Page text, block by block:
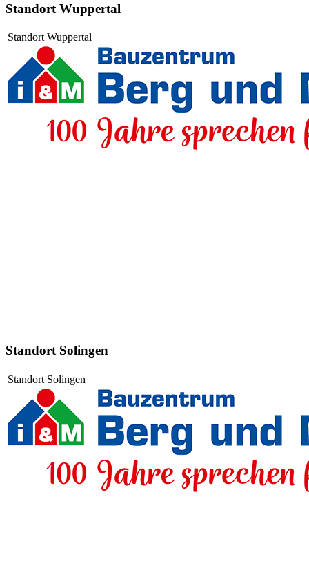
Standort Wuppertal
Standort Wuppertal
Standort Solingen
Standort Solingen